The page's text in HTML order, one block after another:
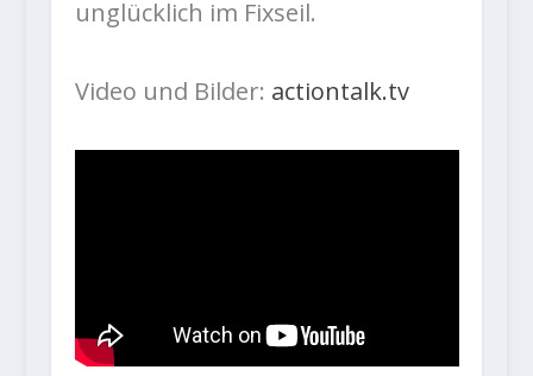
unglücklich im Fixseil.
Video und Bilder: actiontalk.tv